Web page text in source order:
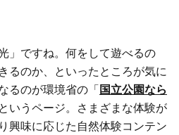
」ですね。何をして遊べるの
るのか、といったところが気に
るのが環境省の「国立公園なら
いうページ。さまざまな体験が
興味に応じた自然体験コンテン